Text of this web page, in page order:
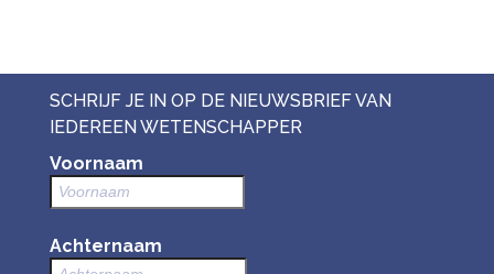
SCHRIJF JE IN OP DE NIEUWSBRIEF VAN
IEDEREEN WETENSCHAPPER
Voornaam
Achternaam